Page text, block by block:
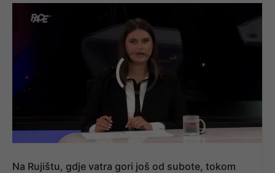
Na Rujištu, gdje vatra gori još od subote, tokom